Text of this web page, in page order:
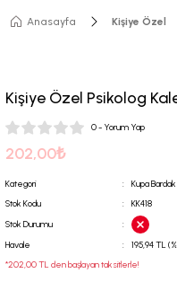
Anasayfa Kişiye Özel
Kişiye Özel Psikolog
0 - Yorum Yap
202,00₺
Kategori
Kupa Bardak
Stok Kodu
KK418
Stok Durumu
Havale
195,94 TL
*202,00 TL den başlayan taksitlerle!